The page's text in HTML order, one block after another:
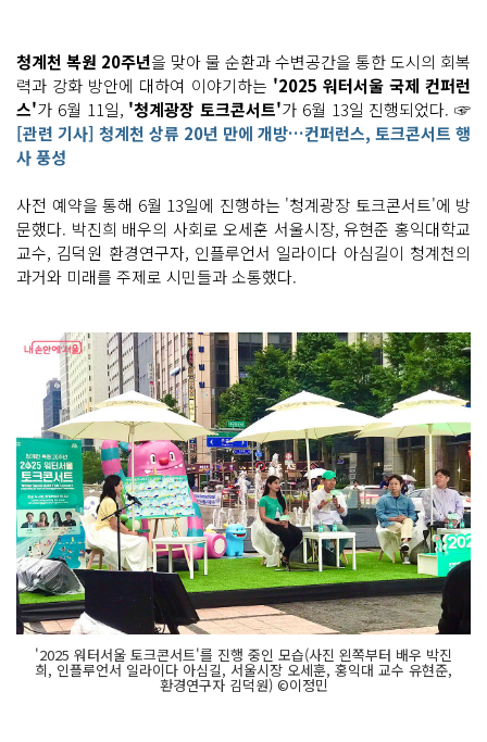
청계천 복원 20주년을 맞아 물 순환과 수변공간을 통한 도시의 회복
력과 강화 방안에 대하여 이야기하는 '2025 워터서울 국제 컨퍼런
스'가 6월 11일, '청계광장 토크콘서트'가 6월 13일 진행되었다. ☞
[관련 기사] 청계천 상류 20년 만에 개방…컨퍼런스, 토크콘서트 행
사 풍성
사전 예약을 통해 6월 13일에 진행하는 '청계광장 토크콘서트'에 방
문했다. 박진희 배우의 사회로 오세훈 서울시장, 유현준 홍익대학교
교수, 김덕원 환경연구자, 인플루언서 일라이다 아심길이 청계천의
과거와 미래를 주제로 시민들과 소통했다.
'2025 워터서울 토크콘서트'를 진행 중인 모습(사진 왼쪽부터 배우 박진
희, 인플루언서 일라이다 아심길, 서울시장 오세훈, 홍익대 교수 유현준,
환경연구자 김덕원) ©이정민